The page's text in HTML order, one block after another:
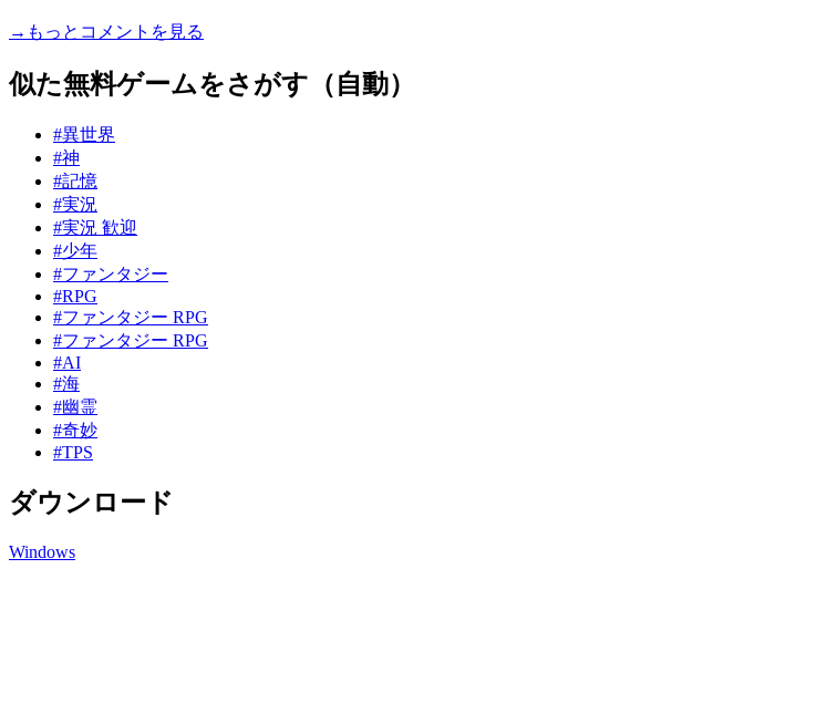
→もっとコメントを見る
似た無料ゲームをさがす（自動）
#異世界
#神
#記憶
#実況
#実況 歓迎
#少年
#ファンタジー
#RPG
#ファンタジー RPG
#ファンタジー RPG
#AI
#海
#幽霊
#奇妙
#TPS
ダウンロード
Windows